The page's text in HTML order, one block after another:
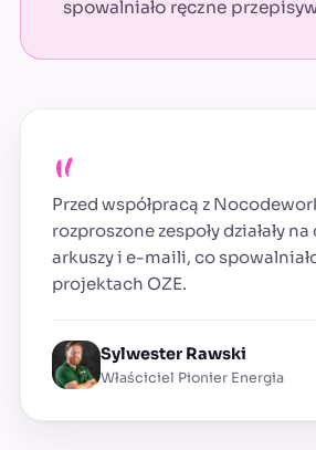
spowalniało ręczne
„
Przed współpracą z
rozproszone zespoły działały
arkuszy i e-maili, co
projektach OZE.
Sylwester Rawski
Właściciel Pionier Energia